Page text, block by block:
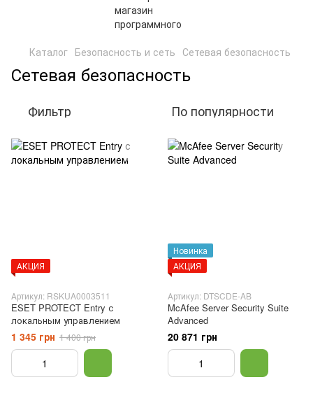
Каталог Безопасность и сеть Сетевая безопасность
Сетевая безопасность
Фильтр По популярности
АКЦИЯ
Артикул: RSKUA0003511
ESET PROTECT Entry с
локальным управлением
1 345 грн 1 400 грн
Новинка
АКЦИЯ
Артикул: DTSCDE-AB
McAfee Server Security Suite
Advanced
20 871 грн